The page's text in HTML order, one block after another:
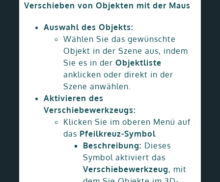
Verschieben von Objekten mit der Maus
Auswahl des Objekts:
Wählen Sie das gewünschte
Objekt in der Szene aus, indem
Sie es in der Objektliste
anklicken oder direkt in der
Szene anwählen.
Aktivieren des
Verschiebewerkzeugs:
Klicken Sie im oberen Menü auf
das Pfeilkreuz-Symbol
Beschreibung: Dieses
Symbol aktiviert das
Verschiebewerkzeug, mit